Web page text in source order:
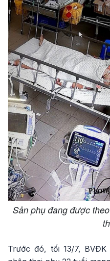
Sản phụ đang được
Trước đó, tối 13/7,